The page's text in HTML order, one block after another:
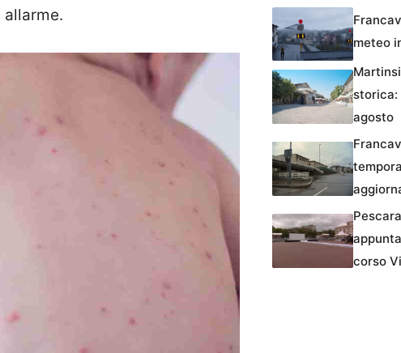
meteo
storica:
agosto
corso